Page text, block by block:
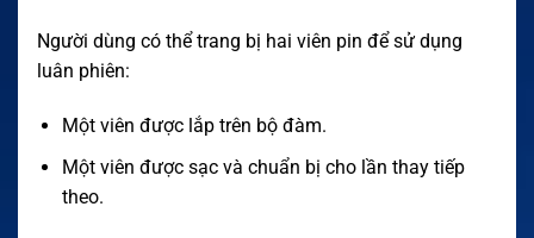
Người dùng có thể trang bị hai viên pin để sử dụng
luân phiên:
Một viên được lắp trên bộ đàm.
Một viên được sạc và chuẩn bị cho lần thay tiếp
theo.